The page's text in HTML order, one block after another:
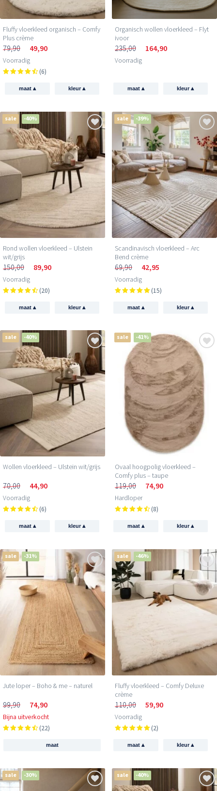
Fluffy vloerkleed organisch – Comfy
Plus crème
79,90 49,90
Voorradig
(6)
maat ▴ kleur▴
Organisch wollen vloerkleed – Flyt
ivoor
235,00 164,90
Voorradig
maat ▴ kleur▴
sale -40%
Rond wollen vloerkleed – Ulstein
wit/grijs
150,00 89,90
Voorradig
(20)
maat ▴ kleur▴
sale -39%
Scandinavisch vloerkleed – Arc
Bend crème
69,90 42,95
Voorradig
(15)
maat ▴ kleur▴
sale -40%
Wollen vloerkleed – Ulstein wit/grijs
70,00 44,90
Voorradig
(6)
maat ▴ kleur▴
sale -41%
Ovaal hoogpolig vloerkleed –
Comfy plus – taupe
119,00 74,90
Hardloper
(8)
maat ▴ kleur▴
sale -31%
Jute loper – Boho & me – naturel
99,90 74,90
Bijna uitverkocht
(22)
maat
sale -46%
Fluffy vloerkleed – Comfy Deluxe
crème
110,00 59,90
Voorradig
(2)
maat ▴ kleur▴
sale -30% sale -40%